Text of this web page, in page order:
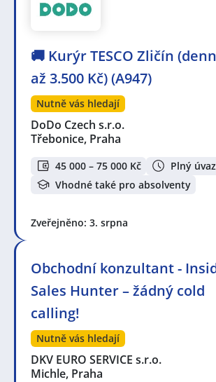
🚚 Kurýr TESCO Zličín
až 3.500 Kč) (A947)
Nutně vás hledají
DoDo Czech s.r.o.
Třebonice, Praha
45 000 – 75 000 Kč
Plný
Vhodné také pro absolventy
Zveřejněno: 3. srpna
Obchodní konzultant -
Sales Hunter – žádný cold
calling!
Nutně vás hledají
DKV EURO SERVICE s.r.o.
Michle, Praha